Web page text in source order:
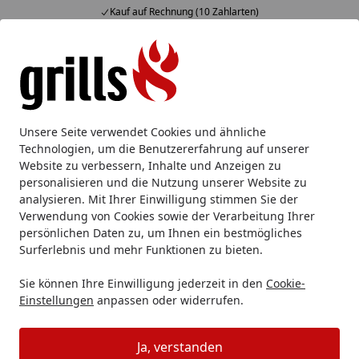
Unsere Seite verwendet Cookies und ähnliche
Technologien, um die Benutzererfahrung auf unserer
Website zu verbessern, Inhalte und Anzeigen zu
personalisieren und die Nutzung unserer Website zu
analysieren. Mit Ihrer Einwilligung stimmen Sie der
Verwendung von Cookies sowie der Verarbeitung Ihrer
persönlichen Daten zu, um Ihnen ein bestmögliches
Surferlebnis und mehr Funktionen zu bieten.
Sie können Ihre Einwilligung jederzeit in den Cookie-
Einstellungen anpassen oder widerrufen.
Ja, verstanden
Kauf auf Rechnung (10 Zahlarten)
Alle Produkte
Mein Konto
Suchen
Startseite
Grillzubehör Grilllicht Broil King LED Grilllicht
Broil King LED Grilllicht
(1 Bewertung)